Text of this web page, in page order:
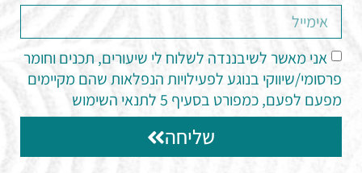
אני מאשר לשיבננדה לשלוח לי שיעורים, תכנים וחומר
פרסומי/שיווקי בנוגע לפעילויות הנפלאות שהם מקיימים
מפעם לפעם, כמפורט בסעיף 5 לתנאי השימוש
שליחה